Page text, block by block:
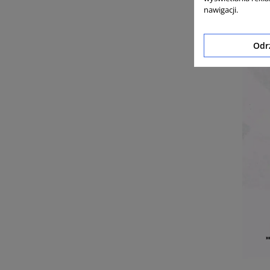
nawigacji.